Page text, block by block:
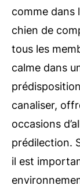
comme dans
chien de
tous les
calme dans
canaliser,
occasions
prédilection.
il est